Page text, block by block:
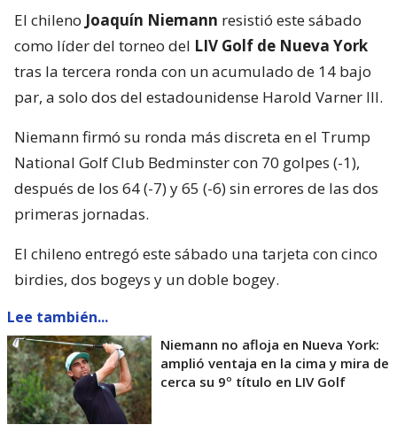
El chileno Joaquín Niemann resistió este sábado
como líder del torneo del LIV Golf de Nueva York
tras la tercera ronda con un acumulado de 14 bajo
par, a solo dos del estadounidense Harold Varner III.
Niemann firmó su ronda más discreta en el Trump
National Golf Club Bedminster con 70 golpes (-1),
después de los 64 (-7) y 65 (-6) sin errores de las dos
primeras jornadas.
El chileno entregó este sábado una tarjeta con cinco
birdies, dos bogeys y un doble bogey.
Lee también...
Niemann no afloja en Nueva York:
amplió ventaja en la cima y mira de
cerca su 9º título en LIV Golf